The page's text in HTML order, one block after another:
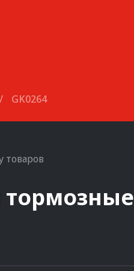
/ GK0264
товаров
тормозные